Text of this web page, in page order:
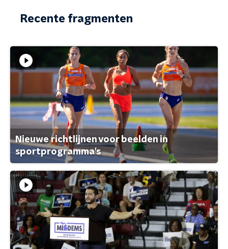
Recente fragmenten
Nieuwe richtlijnen voor beelden in
sportprogramma's